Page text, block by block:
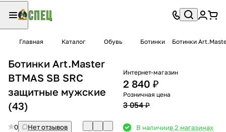
Главная Каталог Обувь Ботинки Ботинки
Ботинки Art.Master
BTMAS SB SRС
защитные мужские
(43)
0
Нет отзывов
Интернет-магазин
2 840 ₽
Розничная цена
3 054 ₽
В наличиив 2 магазинах